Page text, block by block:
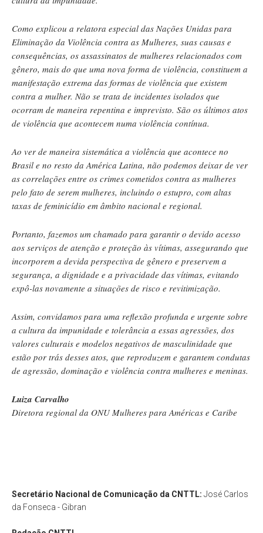
Como explicou a relatora especial das Nações Unidas para
Eliminação da Violência contra as Mulheres, suas causas e
consequências, os assassinatos de mulheres relacionados com
gênero, mais do que uma nova forma de violência, constituem a
manifestação extrema das formas de violência que existem
contra a mulher. Não se trata de incidentes isolados que
ocorram de maneira repentina e imprevisto. São os últimos atos
de violência que acontecem numa violência contínua.
Ao ver de maneira sistemática a violência que acontece no
Brasil e no resto da América Latina, não podemos deixar de ver
as correlações entre os crimes cometidos contra as mulheres
pelo fato de serem mulheres, incluindo o estupro, com altas
taxas de feminicídio em âmbito nacional e regional.
Portanto, fazemos um chamado para garantir o devido acesso
aos serviços de atenção e proteção às vítimas, assegurando que
incorporem a devida perspectiva de gênero e preservem a
segurança, a dignidade e a privacidade das vítimas, evitando
expô-las novamente a situações de risco e revitimização.
Assim, convidamos para uma reflexão profunda e urgente sobre
a cultura da impunidade e tolerância a essas agressões, dos
valores culturais e modelos negativos de masculinidade que
estão por trás desses atos, que reproduzem e garantem condutas
de agressão, dominação e violência contra mulheres e meninas.
Luiza Carvalho
Diretora regional da ONU Mulheres para Américas e Caribe
Secretário Nacional de Comunicação da CNTTL: José Carlos
da Fonseca - Gibran